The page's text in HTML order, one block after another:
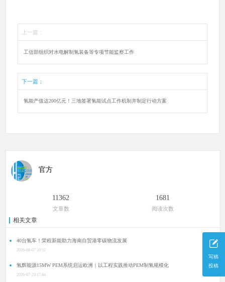
写稿
投稿
上一篇：
工信部组织对水电解制氢装备等专项节能监察工作
下一篇：
氢能产值达200亿元！三地签署氢能试点工作机制并制定行动方案
官方
11362
文章数
1681
阅读次数
相关文章
40台氢车！荣程新能助力海南自贸港零碳物流发展
2026-08-07 10:52
氢辉能源15MW PEM系统启运欧洲｜以工程实践推动PEM制氢规模化
2026-07-23 17:44